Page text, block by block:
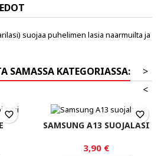
suojaa puhelimen lasia naarmuilta ja
SAMASSA KATEGORIASSA:
>
<
favorite_border
SAMSUNG A13 SUOJALASI
3,90 €
favorite_border